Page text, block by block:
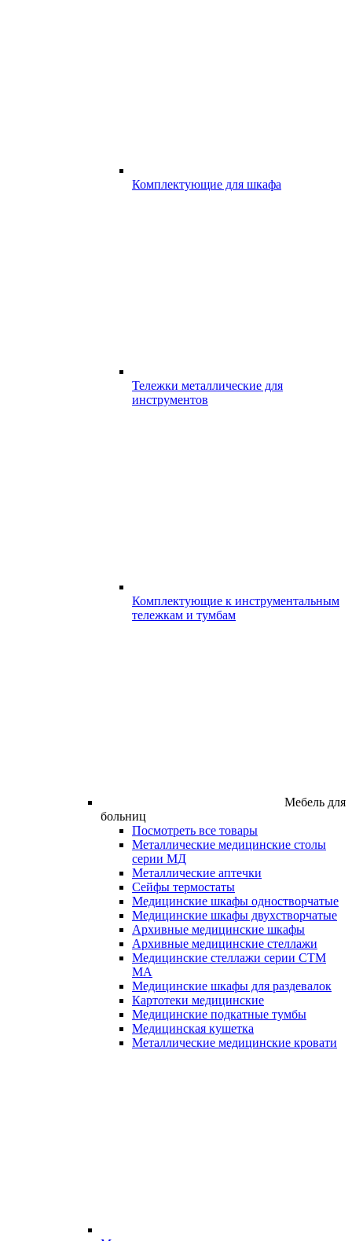
Комплектующие для шкафа
Тележки металлические для
инструментов
Комплектующие к инструментальным
тележкам и тумбам
Мебель для
больниц
Посмотреть все товары
Металлические медицинские столы
серии МД
Металлические аптечки
Сейфы термостаты
Медицинские шкафы одностворчатые
Медицинские шкафы двухстворчатые
Архивные медицинские шкафы
Архивные медицинские стеллажи
Медицинские стеллажи серии СТМ
МА
Медицинские шкафы для раздевалок
Картотеки медицинские
Медицинские подкатные тумбы
Медицинская кушетка
Металлические медицинские кровати